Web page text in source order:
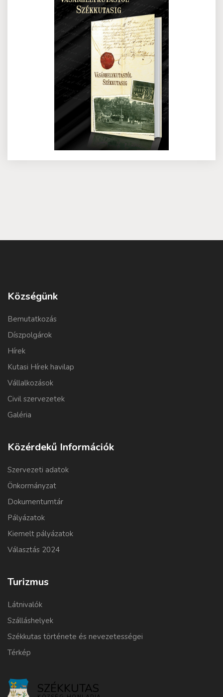
Községünk
Bemutatkozás
Díszpolgárok
Hírek
Kutasi Hírek havilap
Vállalkozások
Civil szervezetek
Galéria
Közérdekű Információk
Szervezeti adatok
Önkormányzat
Dokumentumtár
Pályázatok
Kiemelt pályázatok
Választás 2024
Turizmus
Látnivalók
Szálláshelyek
Székkutas története és nevezetességei
Térkép
SZÉKKUTAS